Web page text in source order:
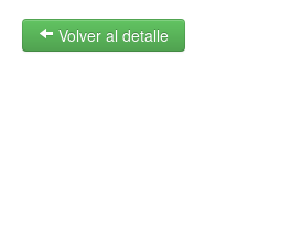
Volver al detalle